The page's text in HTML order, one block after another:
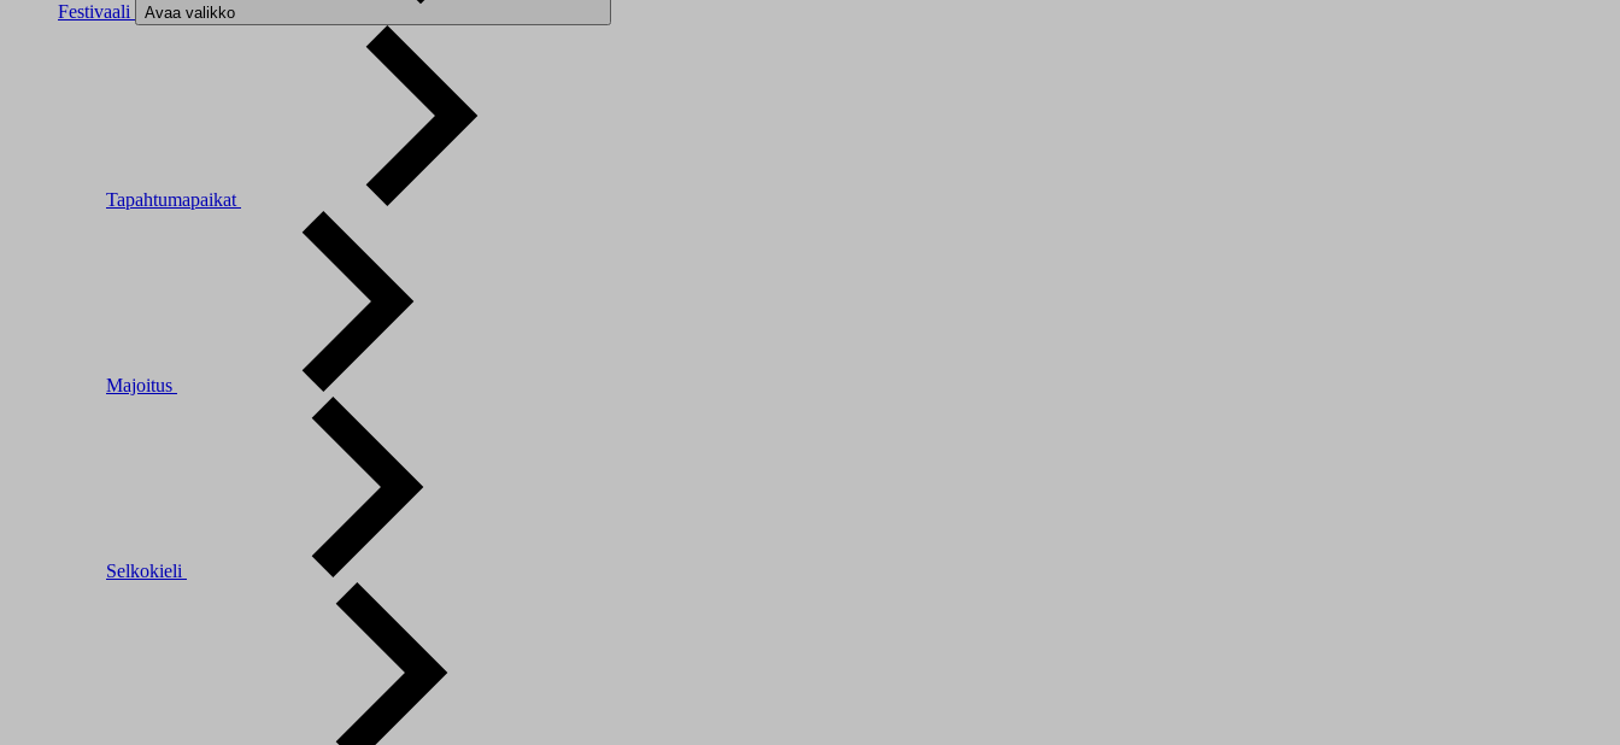
Festivaali Avaa valikko
Tapahtumapaikat
Majoitus
Selkokieli